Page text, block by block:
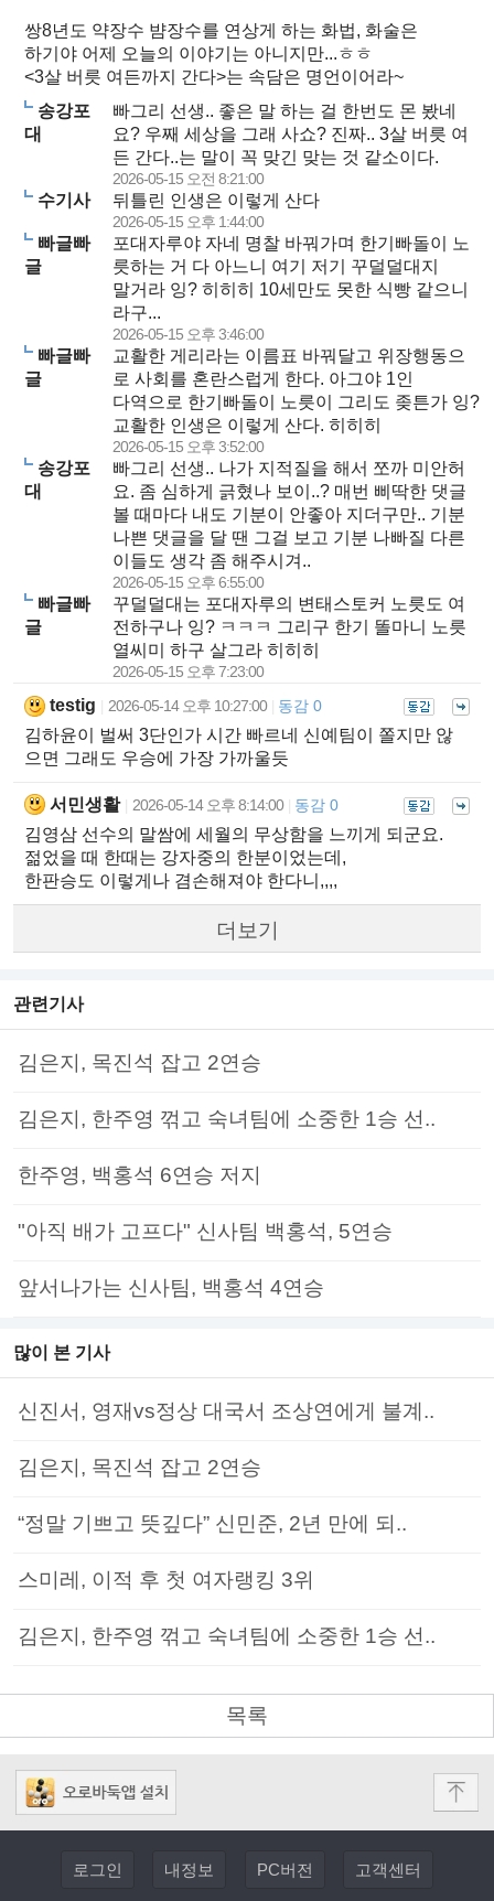
쌍8년도 약장수 뱜장수를 연상게 하는 화법, 화술은
하기야 어제 오늘의 이야기는 아니지만...ㅎㅎ
<3살 버릇 여든까지 간다>는 속담은 명언이어라~
송강포
대
빠그리 선생.. 좋은 말 하는 걸 한번도 몬 봤네
요? 우째 세상을 그래 사쇼? 진짜.. 3살 버릇 여
든 간다..는 말이 꼭 맞긴 맞는 것 같소이다.
2026-05-15 오전 8:21:00
수기사 뒤틀린 인생은 이렇게 산다
2026-05-15 오후 1:44:00
빠글빠
글
포대자루야 자네 명찰 바꿔가며 한기빠돌이 노
릇하는 거 다 아느니 여기 저기 꾸덜덜대지
말거라 잉? 히히히 10세만도 못한 식빵 같으니
라구...
2026-05-15 오후 3:46:00
빠글빠
글
교활한 게리라는 이름표 바꿔달고 위장행동으
로 사회를 혼란스럽게 한다. 아그야 1인
다역으로 한기빠돌이 노릇이 그리도 좆튼가 잉?
교활한 인생은 이렇게 산다. 히히히
2026-05-15 오후 3:52:00
송강포
대
빠그리 선생.. 나가 지적질을 해서 쪼까 미안허
요. 좀 심하게 긁혔나 보이..? 매번 삐딱한 댓글
볼 때마다 내도 기분이 안좋아 지더구만.. 기분
나쁜 댓글을 달 땐 그걸 보고 기분 나빠질 다른
이들도 생각 좀 해주시겨..
2026-05-15 오후 6:55:00
빠글빠
글
꾸덜덜대는 포대자루의 변태스토커 노릇도 여
전하구나 잉? ㅋㅋㅋ 그리구 한기 똘마니 노릇
열씨미 하구 살그라 히히히
2026-05-15 오후 7:23:00
testig 2026-05-14 오후 10:27:00 동감 0
김하윤이 벌써 3단인가 시간 빠르네 신예팀이 쫄지만 않
으면 그래도 우승에 가장 가까울듯
서민생활 2026-05-14 오후 8:14:00 동감 0
김영삼 선수의 말쌈에 세월의 무상함을 느끼게 되군요.
젊었을 때 한때는 강자중의 한분이었는데,
한판승도 이렇게나 겸손해져야 한다니,,,,
더보기
관련기사
김은지, 목진석 잡고 2연승
김은지, 한주영 꺾고 숙녀팀에 소중한 1승 선..
한주영, 백홍석 6연승 저지
"아직 배가 고프다" 신사팀 백홍석, 5연승
앞서나가는 신사팀, 백홍석 4연승
많이 본 기사
신진서, 영재vs정상 대국서 조상연에게 불계..
김은지, 목진석 잡고 2연승
“정말 기쁘고 뜻깊다” 신민준, 2년 만에 되..
스미레, 이적 후 첫 여자랭킹 3위
김은지, 한주영 꺾고 숙녀팀에 소중한 1승 선..
목록
로그인 내정보 PC버전 고객센터